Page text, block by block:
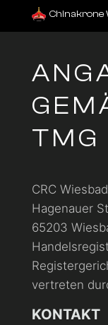
Chinakrone
TMG
CRC
Hagenauer
65203
vertreten
KONTAKT